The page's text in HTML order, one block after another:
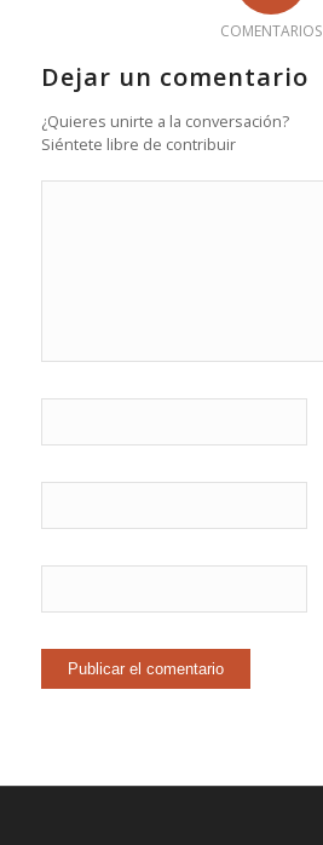
COMENTARIOS
Dejar un comentario
¿Quieres unirte a la conversación?
Siéntete libre de contribuir